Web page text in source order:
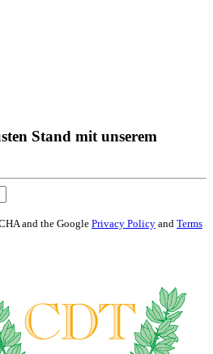
Stand mit unserem
and the Google Privacy Policy and Terms